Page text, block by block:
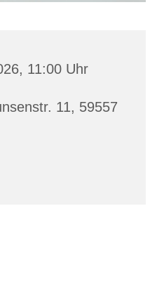
11:00 Uhr
11, 59557